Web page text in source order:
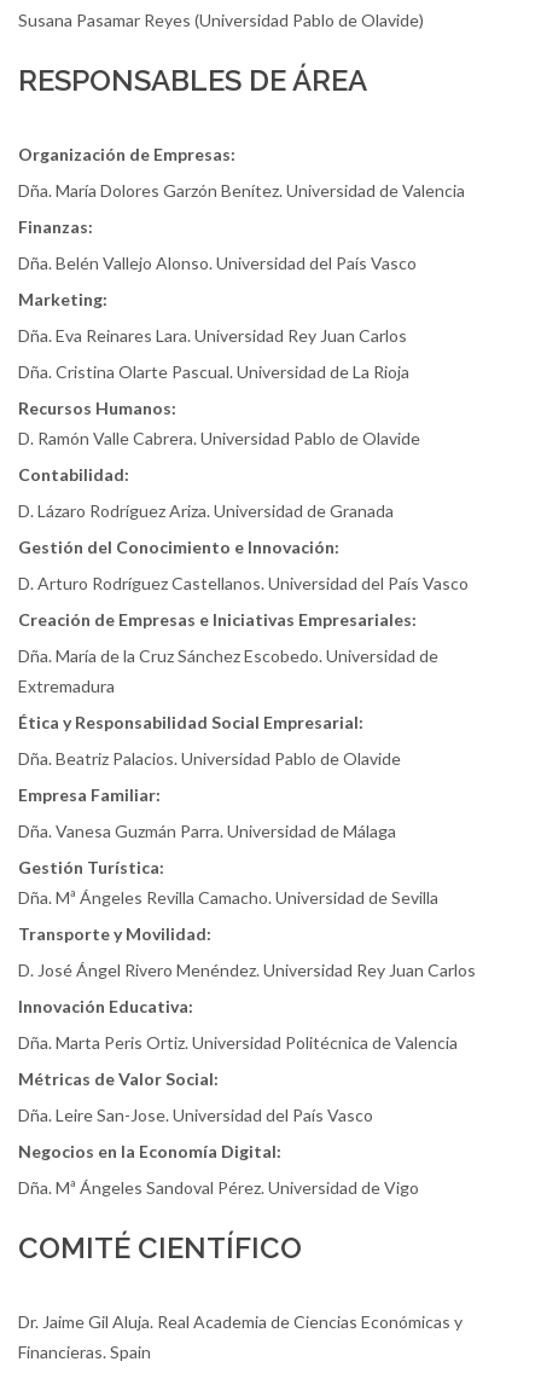
Susana Pasamar Reyes (Universidad Pablo de Olavide)
RESPONSABLES DE ÁREA
Organización de Empresas:
Dña. María Dolores Garzón Benítez. Universidad de Valencia
Finanzas:
Dña. Belén Vallejo Alonso. Universidad del País Vasco
Marketing:
Dña. Eva Reinares Lara. Universidad Rey Juan Carlos
Dña. Cristina Olarte Pascual. Universidad de La Rioja
Recursos Humanos:
D. Ramón Valle Cabrera. Universidad Pablo de Olavide
Contabilidad:
D. Lázaro Rodríguez Ariza. Universidad de Granada
Gestión del Conocimiento e Innovación:
D. Arturo Rodríguez Castellanos. Universidad del País Vasco
Creación de Empresas e Iniciativas Empresariales:
Dña. María de la Cruz Sánchez Escobedo. Universidad de
Extremadura
Ética y Responsabilidad Social Empresarial:
Dña. Beatriz Palacios. Universidad Pablo de Olavide
Empresa Familiar:
Dña. Vanesa Guzmán Parra. Universidad de Málaga
Gestión Turística:
Dña. Mª Ángeles Revilla Camacho. Universidad de Sevilla
Transporte y Movilidad:
D. José Ángel Rivero Menéndez. Universidad Rey Juan Carlos
Innovación Educativa:
Dña. Marta Peris Ortiz. Universidad Politécnica de Valencia
Métricas de Valor Social:
Dña. Leire San-Jose. Universidad del País Vasco
Negocios en la Economía Digital:
Dña. Mª Ángeles Sandoval Pérez. Universidad de Vigo
COMITÉ CIENTÍFICO
Dr. Jaime Gil Aluja. Real Academia de Ciencias Económicas y
Financieras. Spain